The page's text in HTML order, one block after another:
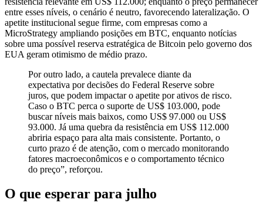
entre esses níveis, o cenário é neutro, favorecendo lateralização. O
apetite institucional segue firme, com empresas como a
MicroStrategy ampliando posições em BTC, enquanto notícias
sobre uma possível reserva estratégica de Bitcoin pelo governo dos
EUA geram otimismo de médio prazo.
Por outro lado, a cautela prevalece diante da
expectativa por decisões do Federal Reserve sobre
juros, que podem impactar o apetite por ativos de risco.
Caso o BTC perca o suporte de US$ 103.000, pode
buscar níveis mais baixos, como US$ 97.000 ou US$
93.000. Já uma quebra da resistência em US$ 112.000
abriria espaço para alta mais consistente. Portanto, o
curto prazo é de atenção, com o mercado monitorando
fatores macroeconômicos e o comportamento técnico
do preço”, reforçou.
O que esperar para julho